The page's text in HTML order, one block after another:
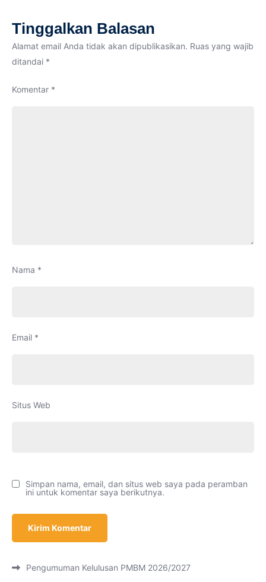
Tinggalkan Balasan
Alamat email Anda tidak akan dipublikasikan. Ruas yang wajib
ditandai *
Komentar *
Nama *
Email *
Situs Web
Simpan nama, email, dan situs web saya pada peramban
ini untuk komentar saya berikutnya.
Pengumuman Kelulusan PMBM 2026/2027